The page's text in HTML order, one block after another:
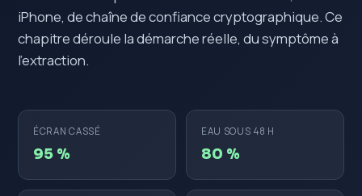
iPhone, de chaîne de confiance cryptographique. Ce
chapitre déroule la démarche réelle, du symptôme à
l'extraction.
ÉCRAN CASSÉ
95 %
EAU SOUS 48 H
80 %